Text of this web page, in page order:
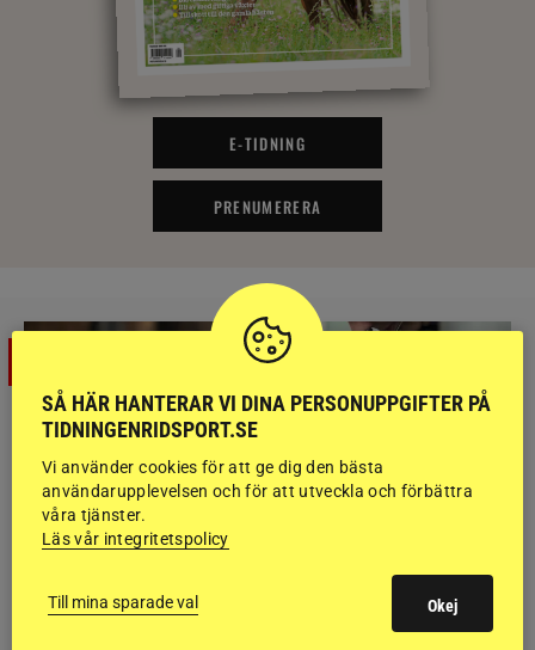
E-TIDNING
PRENUMERERA
NYHETER
Brett politiskt stöd för förändringar i djursjukvården –
SÅ HÄR HANTERAR VI DINA PERSONUPPGIFTER PÅ
TIDNINGENRIDSPORT.SE
Vi använder cookies för att ge dig den bästa
användarupplevelsen och för att utveckla och förbättra
våra tjänster.
Läs vår integritetspolicy
Till mina sparade val Okej